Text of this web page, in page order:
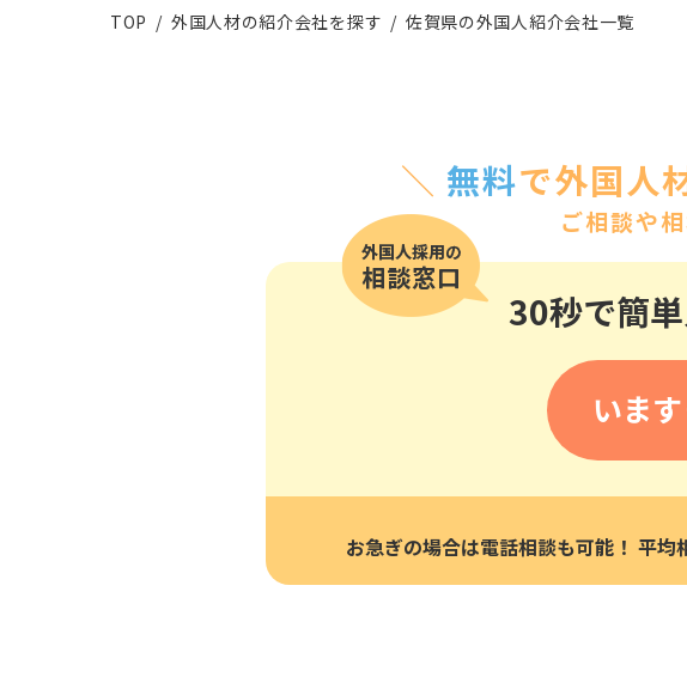
技能
採用市場
調査・プレスリリース
その他
TOP 外国人材の紹介会社を探す 佐賀県の外国人紹介会社一覧
＼ 無料で外国人
ご相談や
30秒で簡
いま
お急ぎの場合は電話相談も可能！平均